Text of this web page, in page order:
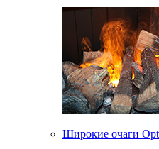
Широкие очаги